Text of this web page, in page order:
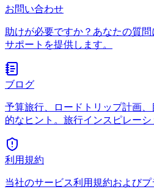
お問い合わせ
助けが必要ですか？あなたの質
サポートを提供します。
ブログ
予算旅行、ロードトリップ計画
的なヒント。旅行インスピレーシ
利用規約
当社のサービス利用規約および